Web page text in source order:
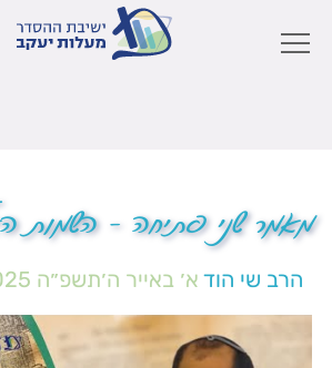
מאמר שני פתיחה – השמות
הרב שי הוד א׳ באייר ה׳תשפ״ה